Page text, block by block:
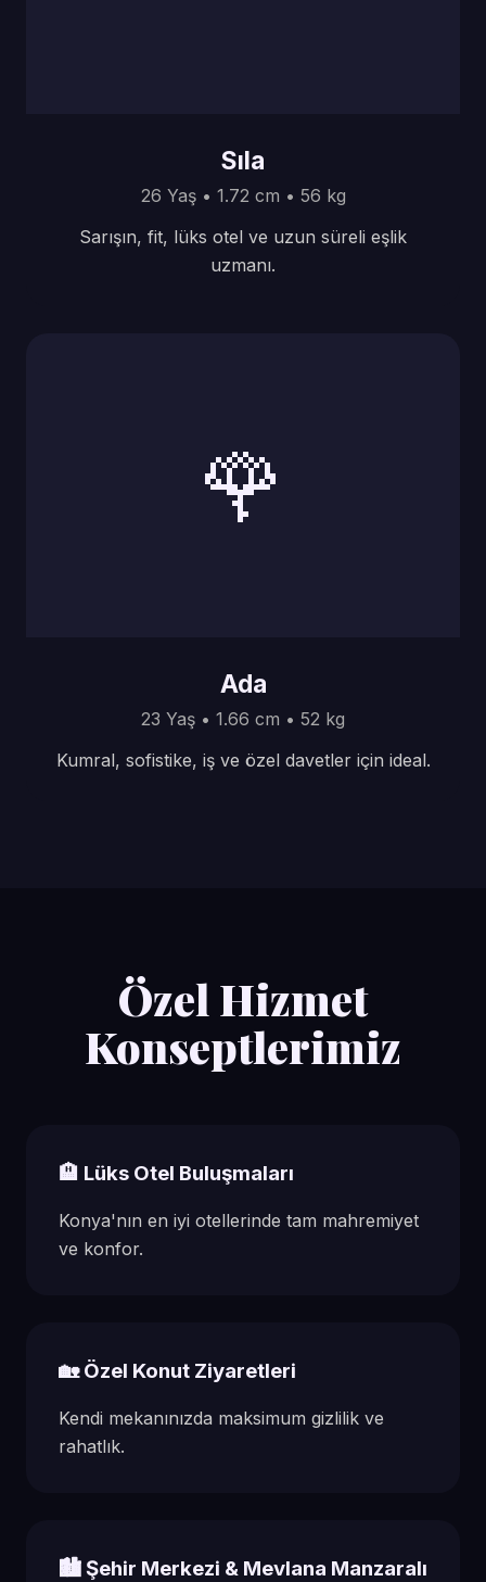
Sıla
26 Yaş • 1.72 cm • 56 kg
Sarışın, fit, lüks otel ve uzun süreli eşlik
uzmanı.
🌹
Ada
23 Yaş • 1.66 cm • 52 kg
Kumral, sofistike, iş ve özel davetler için ideal.
Özel Hizmet
Konseptlerimiz
🏨 Lüks Otel Buluşmaları
Konya'nın en iyi otellerinde tam mahremiyet
ve konfor.
🏡 Özel Konut Ziyaretleri
Kendi mekanınızda maksimum gizlilik ve
rahatlık.
🏙️ Şehir Merkezi & Mevlana Manzaralı